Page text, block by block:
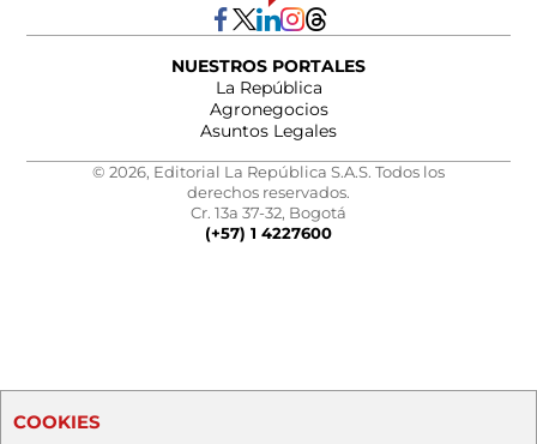
NUESTROS PORTALES
La República
Agronegocios
Asuntos Legales
© 2026, Editorial La República S.A.S. Todos los
derechos reservados.
Cr. 13a 37-32, Bogotá
(+57) 1 4227600
COOKIES